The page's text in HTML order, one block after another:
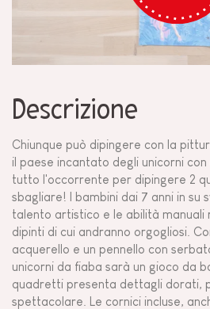
Descrizione
Chiunque può dipingere con la
il paese incantato degli unicorni
tutto l'occorrente per dipingere 2
sbagliare! I bambini dai 7 anni in su
talento artistico e le abilità manuali
dipinti di cui andranno orgogliosi.
acquerello e un pennello con
unicorni da fiaba sarà un gioco da
quadretti presenta dettagli dorati,
spettacolare. Le cornici incluse,